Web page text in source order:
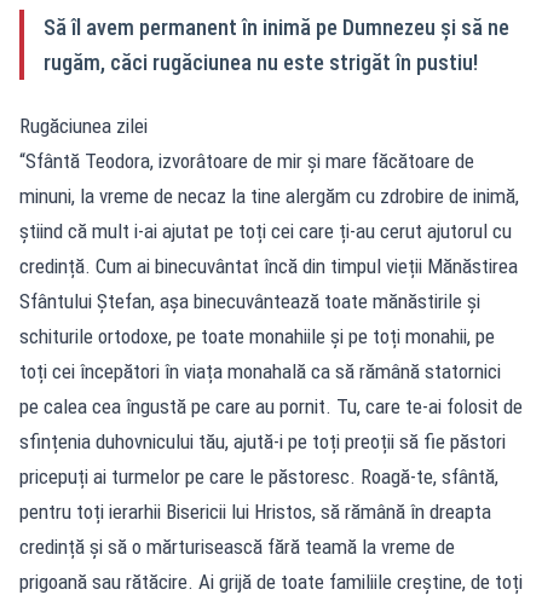
Să îl avem permanent în inimă pe Dumnezeu şi să ne
rugăm, căci rugăciunea nu este strigăt în pustiu!
Rugăciunea zilei
“Sfântă Teodora, izvorâtoare de mir și mare făcătoare de
minuni, la vreme de necaz la tine alergăm cu zdrobire de inimă,
știind că mult i-ai ajutat pe toți cei care ți-au cerut ajutorul cu
credință. Cum ai binecuvântat încă din timpul vieții Mănăstirea
Sfântului Ștefan, așa binecuvântează toate mănăstirile și
schiturile ortodoxe, pe toate monahiile și pe toți monahii, pe
toți cei începători în viața monahală ca să rămână statornici
pe calea cea îngustă pe care au pornit. Tu, care te-ai folosit de
sfințenia duhovnicului tău, ajută-i pe toți preoții să fie păstori
pricepuți ai turmelor pe care le păstoresc. Roagă-te, sfântă,
pentru toți ierarhii Bisericii lui Hristos, să rămână în dreapta
credință și să o mărturisească fără teamă la vreme de
prigoană sau rătăcire. Ai grijă de toate familiile creștine, de toți